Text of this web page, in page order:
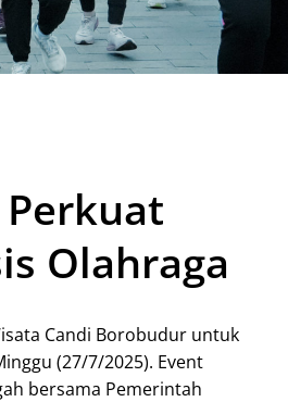
Olahraga
Candi Borobudur untuk
(27/7/2025). Event
bersama Pemerintah